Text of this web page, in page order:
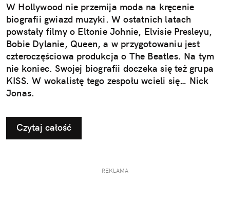
W Hollywood nie przemija moda na kręcenie
biografii gwiazd muzyki. W ostatnich latach
powstały filmy o Eltonie Johnie, Elvisie Presleyu,
Bobie Dylanie, Queen, a w przygotowaniu jest
czteroczęściowa produkcja o The Beatles. Na tym
nie koniec. Swojej biografii doczeka się też grupa
KISS. W wokalistę tego zespołu wcieli się… Nick
Jonas.
Czytaj całość
REKLAMA